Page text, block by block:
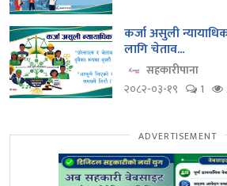
कर्जा असुली
लागि चेताव...
सहकारीपाना
२०८२-०३-१९
1
ADVERTISEMENT